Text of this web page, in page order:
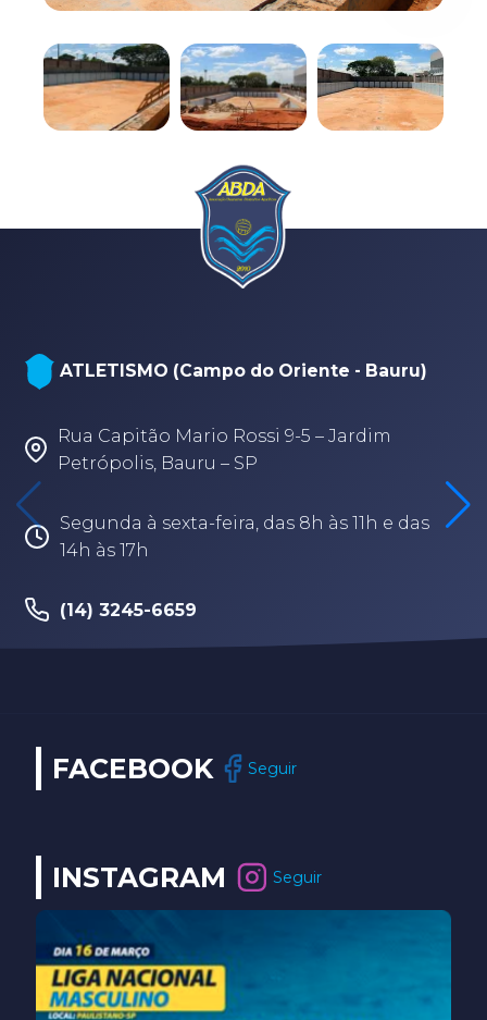
ATLETISMO (Campo do Oriente - Bauru)
Rua Capitão Mario Rossi 9-5 – Jardim
Petrópolis, Bauru – SP
Segunda à sexta-feira, das 8h às 11h e das
14h às 17h
(14) 3245-6659
FACEBOOK Seguir
INSTAGRAM Seguir